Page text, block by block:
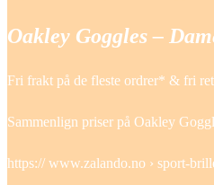
Oakley Goggles –
Fri frakt på de fleste ordrer* & fri
Sammenlign priser på Oakley
https:// www.zalando.no › sport-